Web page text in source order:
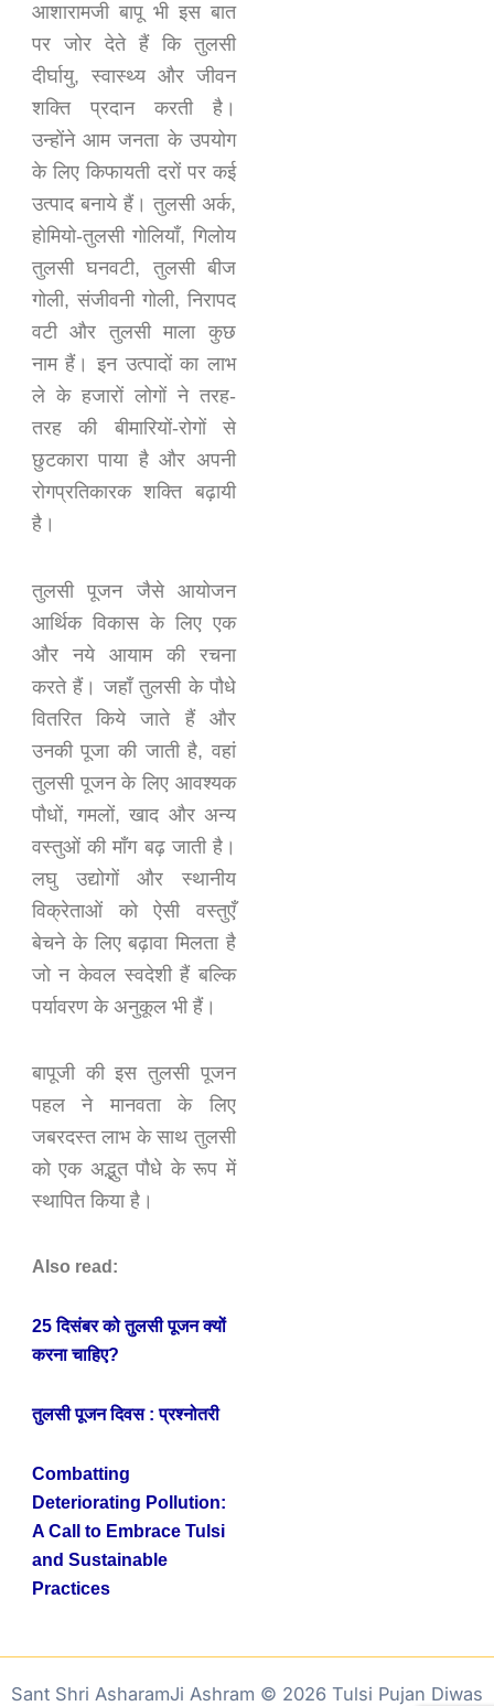
आशारामजी बापू भी इस बात
पर जोर देते हैं कि तुलसी
दीर्घायु, स्वास्थ्य और जीवन
शक्ति प्रदान करती है।
उन्होंने आम जनता के उपयोग
के लिए किफायती दरों पर कई
उत्पाद बनाये हैं। तुलसी अर्क,
होमियो-तुलसी गोलियाँ, गिलोय
तुलसी घनवटी, तुलसी बीज
गोली, संजीवनी गोली, निरापद
वटी और तुलसी माला कुछ
नाम हैं। इन उत्पादों का लाभ
ले के हजारों लोगों ने तरह-
तरह की बीमारियों-रोगों से
छुटकारा पाया है और अपनी
रोगप्रतिकारक शक्ति बढ़ायी
है।
तुलसी पूजन जैसे आयोजन
आर्थिक विकास के लिए एक
और नये आयाम की रचना
करते हैं। जहाँ तुलसी के पौधे
वितरित किये जाते हैं और
उनकी पूजा की जाती है, वहां
तुलसी पूजन के लिए आवश्यक
पौधों, गमलों, खाद और अन्य
वस्तुओं की माँग बढ़ जाती है।
लघु उद्योगों और स्थानीय
विक्रेताओं को ऐसी वस्तुएँ
बेचने के लिए बढ़ावा मिलता है
जो न केवल स्वदेशी हैं बल्कि
पर्यावरण के अनुकूल भी हैं।
बापूजी की इस तुलसी पूजन
पहल ने मानवता के लिए
जबरदस्त लाभ के साथ तुलसी
को एक अद्भुत पौधे के रूप में
स्थापित किया है।
Also read:
25 दिसंबर को तुलसी पूजन क्यों
करना चाहिए?
तुलसी पूजन दिवस : प्रश्नोतरी
Combatting
Deteriorating Pollution:
A Call to Embrace Tulsi
and Sustainable
Practices
Sant Shri AsharamJi Ashram © 2026 Tulsi Pujan Diwas